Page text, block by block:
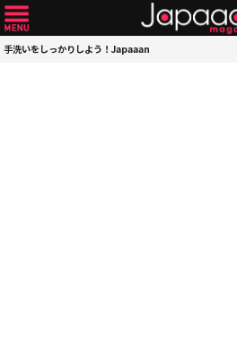
手洗いをしっかりしよう！Japaaan